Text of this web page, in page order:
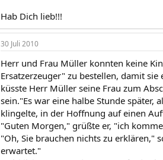
Hab Dich lieb!!!
30 Juli 2010
Herr und Frau Müller konnten keine
Ersatzerzeuger" zu bestellen, damit
küsste Herr Müller seine Frau zum
sein."Es war eine halbe Stunde später,
klingelte, in der Hoffnung auf einen
"Guten Morgen," grüßte er, "ich
"Oh, Sie brauchen nichts zu erklären,"
erwartet."